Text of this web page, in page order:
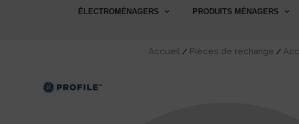
ÉLECTROMÉNAGERS PRODUITS MÉNAGERS
Accueil / Pièces de rechange /